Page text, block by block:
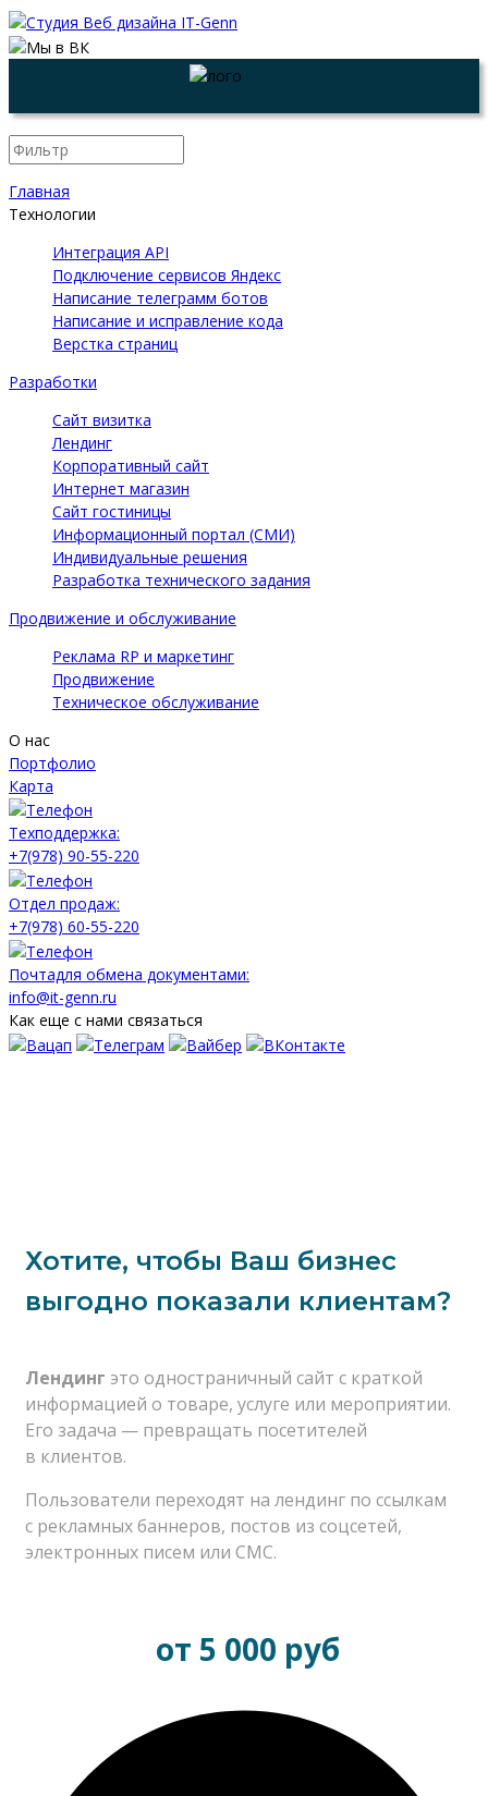
Главная
Технологии
Интеграция API
Подключение сервисов Яндекс
Написание телеграмм ботов
Написание и исправление кода
Верстка страниц
Разработки
Сайт визитка
Лендинг
Корпоративный сайт
Интернет магазин
Сайт гостиницы
Информационный портал (СМИ)
Индивидуальные решения
Разработка технического задания
Продвижение и обслуживание
Реклама RP и маркетинг
Продвижение
Техническое обслуживание
О нас
Портфолио
Карта
Техподдержка:
+7(978) 90-55-220
Отдел продаж:
+7(978) 60-55-220
Почтадля обмена документами:
info@it-genn.ru
Как еще с нами связаться
Хотите, чтобы Ваш бизнес
выгодно показали клиентам?
Лендинг это одностраничный сайт с краткой
информацией о товаре, услуге или мероприятии.
Его задача — превращать посетителей
в клиентов.
Пользователи переходят на лендинг по ссылкам
с рекламных баннеров, постов из соцсетей,
электронных писем или СМС.
от 5 000 руб